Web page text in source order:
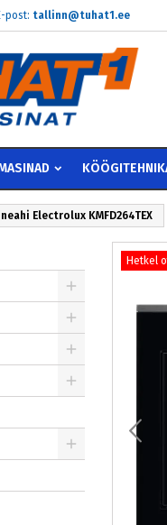
post: tallinn@tuhat1.ee
Electrolux KMFD264TEX
Hetkel